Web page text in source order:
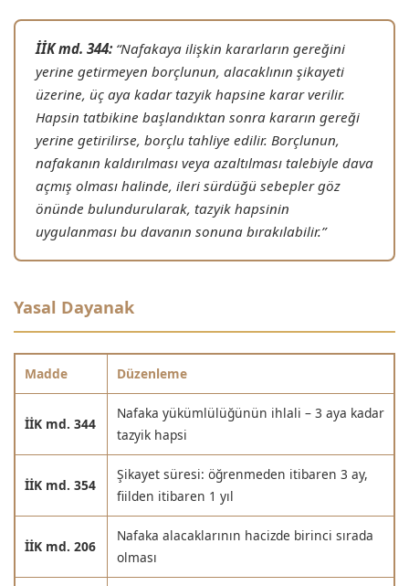
İİK md. 344: “Nafakaya ilişkin kararların gereğini
yerine getirmeyen borçlunun, alacaklının şikayeti
üzerine, üç aya kadar tazyik hapsine karar verilir.
Hapsin tatbikine başlandıktan sonra kararın gereği
yerine getirilirse, borçlu tahliye edilir. Borçlunun,
nafakanın kaldırılması veya azaltılması talebiyle dava
açmış olması halinde, ileri sürdüğü sebepler göz
önünde bulundurularak, tazyik hapsinin
uygulanması bu davanın sonuna bırakılabilir.”
Yasal Dayanak
Madde Düzenleme
İİK md. 344
Nafaka yükümlülüğünün ihlali – 3 aya kadar
tazyik hapsi
İİK md. 354
Şikayet süresi: öğrenmeden itibaren 3 ay,
fiilden itibaren 1 yıl
İİK md. 206
Nafaka alacaklarının hacizde birinci sırada
olması